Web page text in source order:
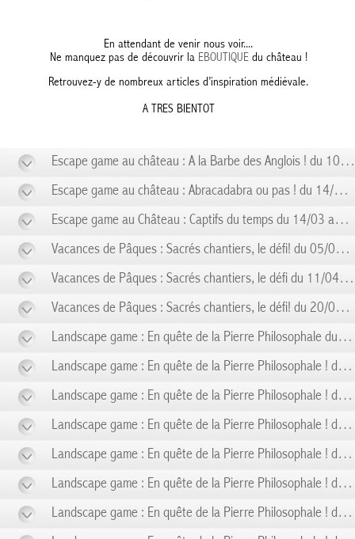
En attendant de venir nous voir....
Ne manquez pas de découvrir la EBOUTIQUEdu château !
Retrouvez-y de nombreux articles d’inspiration médiévale.
A TRES BIENTOT
Escape game au château : A la Barbe des Anglois ! du 10/01 au 10/01
Escape game au château : Abracadabra ou pas ! du 14/02 au 14/02
Escape game au Château : Captifs du temps du 14/03 au 14/03
Vacances de Pâques : Sacrés chantiers, le défi! du 05/04 au 10/04
Vacances de Pâques : Sacrés chantiers, le défi du 11/04 au 19/04
Vacances de Pâques : Sacrés chantiers, le défi! du 20/04 au 26/04
Landscape game : En quête de la Pierre Philosophale du 01/05 au 01/05
Landscape game : En quête de la Pierre Philosophale ! du 03/05 au 03/05
Landscape game : En quête de la Pierre Philosophale ! du 08/05 au 08/05
Landscape game : En quête de la Pierre Philosophale ! du 10/05 au 10/05
Landscape game : En quête de la Pierre Philosophale ! du 14/05 au 14/05
Landscape game : En quête de la Pierre Philosophale ! du 17/05 au 17/05
Landscape game : En quête de la Pierre Philosophale ! du 24/05 au 24/05